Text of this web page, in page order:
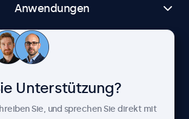
Anwendungen
Kundenservice
Unterstützung?
Sie, und sprechen Sie direkt mit